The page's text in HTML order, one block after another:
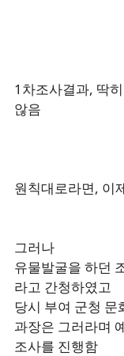
1차조사결과, 딱
않음
원칙대로라면, 이
그러나
유물발굴을 하던
라고 간청하였고
당시 부여 군청
과장은 그러라며
조사를 진행함